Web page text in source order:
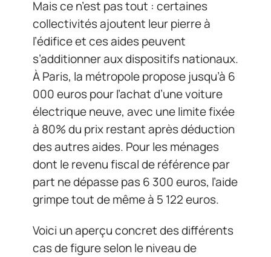
Mais ce n’est pas tout : certaines
collectivités ajoutent leur pierre à
l’édifice et ces aides peuvent
s’additionner aux dispositifs nationaux.
À Paris, la métropole propose jusqu’à 6
000 euros pour l’achat d’une voiture
électrique neuve, avec une limite fixée
à 80% du prix restant après déduction
des autres aides. Pour les ménages
dont le revenu fiscal de référence par
part ne dépasse pas 6 300 euros, l’aide
grimpe tout de même à 5 122 euros.
Voici un aperçu concret des différents
cas de figure selon le niveau de